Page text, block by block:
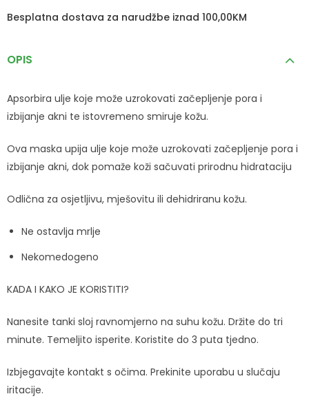
Besplatna dostava za narudžbe iznad 100,00KM
OPIS
Apsorbira ulje koje može uzrokovati začepljenje pora i
izbijanje akni te istovremeno smiruje kožu.
Ova maska upija ulje koje može uzrokovati začepljenje pora i
izbijanje akni, dok pomaže koži sačuvati prirodnu hidrataciju
Odlična za osjetljivu, mješovitu ili dehidriranu kožu.
Ne ostavlja mrlje
Nekomedogeno
KADA I KAKO JE KORISTITI?
Nanesite tanki sloj ravnomjerno na suhu kožu. Držite do tri
minute. Temeljito isperite. Koristite do 3 puta tjedno.
Izbjegavajte kontakt s očima. Prekinite uporabu u slučaju
iritacije.